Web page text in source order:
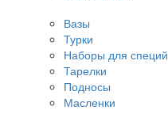
Вазы
Турки
Наборы для специй
Тарелки
Подносы
Масленки